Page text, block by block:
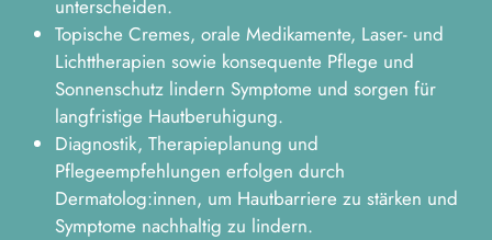
unterscheiden.
Topische Cremes, orale Medikamente, Laser- und
Lichttherapien sowie konsequente Pflege und
Sonnenschutz lindern Symptome und sorgen für
langfristige Hautberuhigung.
Diagnostik, Therapieplanung und
Pflegeempfehlungen erfolgen durch
Dermatolog:innen, um Hautbarriere zu stärken und
Symptome nachhaltig zu lindern.